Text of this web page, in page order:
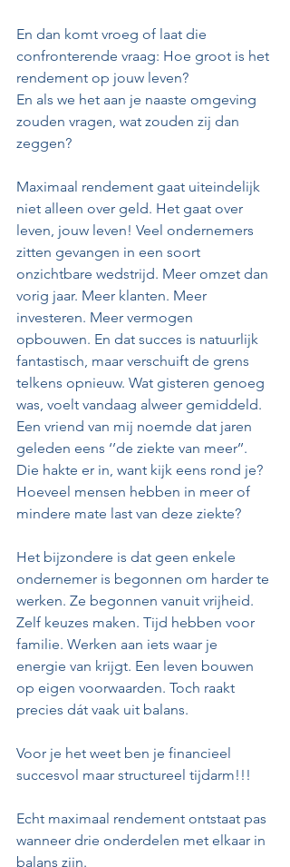
En dan komt vroeg of laat die
confronterende vraag: Hoe groot is het
rendement op jouw leven?
En als we het aan je naaste omgeving
zouden vragen, wat zouden zij dan
zeggen?
Maximaal rendement gaat uiteindelijk
niet alleen over geld. Het gaat over
leven, jouw leven! Veel ondernemers
zitten gevangen in een soort
onzichtbare wedstrijd. Meer omzet dan
vorig jaar. Meer klanten. Meer
investeren. Meer vermogen
opbouwen. En dat succes is natuurlijk
fantastisch, maar verschuift de grens
telkens opnieuw. Wat gisteren genoeg
was, voelt vandaag alweer gemiddeld.
Een vriend van mij noemde dat jaren
geleden eens ‘’de ziekte van meer’’.
Die hakte er in, want kijk eens rond je?
Hoeveel mensen hebben in meer of
mindere mate last van deze ziekte?
Het bijzondere is dat geen enkele
ondernemer is begonnen om harder te
werken. Ze begonnen vanuit vrijheid.
Zelf keuzes maken. Tijd hebben voor
familie. Werken aan iets waar je
energie van krijgt. Een leven bouwen
op eigen voorwaarden. Toch raakt
precies dát vaak uit balans.
Voor je het weet ben je financieel
succesvol maar structureel tijdarm!!!
Echt maximaal rendement ontstaat pas
wanneer drie onderdelen met elkaar in
balans zijn.